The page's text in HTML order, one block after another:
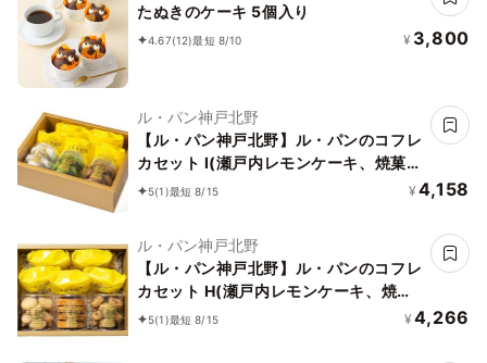
たぬきのケーキ 5個入り
4.67(12)最短 8/10 ¥ 3,800
ル・パン神戸北野
【ル・パン神戸北野】ル・パンのコフレ
カセット I(瀬戸内レモンケーキ、焼菓子
3種)
5(1)最短 8/15 ¥ 4,158
ル・パン神戸北野
【ル・パン神戸北野】ル・パンのコフレ
カセット H(瀬戸内レモンケーキ、焼菓
子3種)
5(1)最短 8/15 ¥ 4,266